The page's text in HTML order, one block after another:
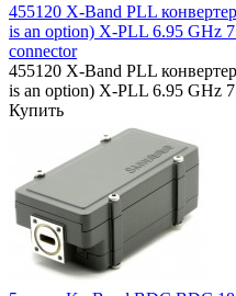
455120 X-Band PLL
is an option) X-PLL 6.95 GHz
connector
455120 X-Band PLL
is an option) X-PLL 6.95 GHz
Купить